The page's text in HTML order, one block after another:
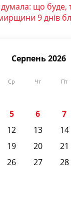
що буде,
9 днів
Серпень 2026
Ср Чт Пт
5 6 7
12 13 14
19 20 21
26 27 28